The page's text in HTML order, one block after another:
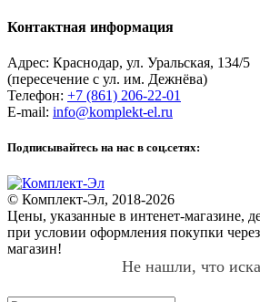
Контактная информация
Адрес: Краснодар, ул. Уральская, 134/5
(пересечение с ул. им. Дежнёва)
Телефон: +7 (861) 206-22-01
E-mail: info@komplekt-el.ru
Подписывайтесь на нас в соц.сетях:
© Комплект-Эл, 2018-2026
Цены, указанные в интенет-магазине,
при условии оформления покупки
магазин!
Не нашли, что